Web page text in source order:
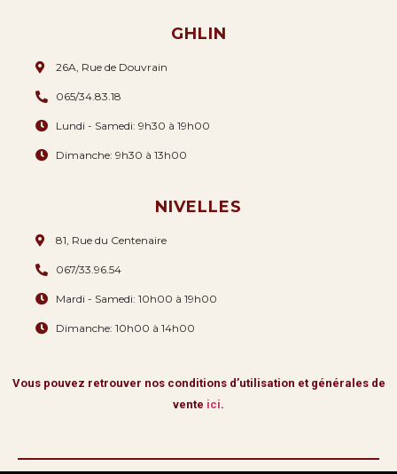
GHLIN
26A, Rue de Douvrain
065/34.83.18
Lundi - Samedi: 9h30 à 19h00
Dimanche: 9h30 à 13h00
NIVELLES
81, Rue du Centenaire
067/33.96.54
Mardi - Samedi: 10h00 à 19h00
Dimanche: 10h00 à 14h00
Vous pouvez retrouver nos conditions d’utilisation et générales de
vente ici.